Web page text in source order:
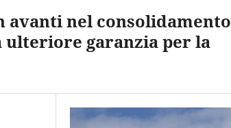
avanti nel consolidamento
garanzia per la